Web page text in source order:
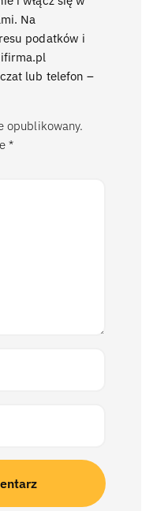
Na
podatków i
lub telefon –
opublikowany.
*